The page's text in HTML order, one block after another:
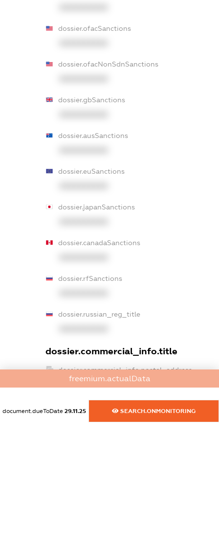
dossier.ofacSanctions
dossier.ofacNonSdnSanctions
dossier.gbSanctions
dossier.ausSanctions
dossier.euSanctions
dossier.japanSanctions
dossier.canadaSanctions
dossier.rfSanctions
dossier.russian_reg_title
dossier.commercial_info.title
dossier.commercial_info.postal_address
XXXXXXXXXX
freemium.actualData
document.dueToDate 29.11.25 SEARCH.ONMONITORING